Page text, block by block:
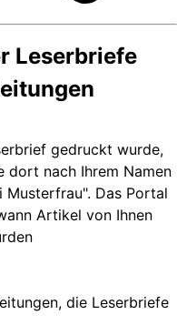
Leserbriefe
gedruckt wurde,
dort nach Ihrem Namen
Musterfrau". Das Portal
Artikel von Ihnen
die Leserbriefe